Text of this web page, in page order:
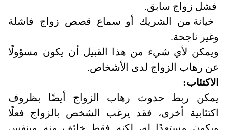
فشل زواج سابق.
خيانة من الشريك أو سماع قصص زواج فاشلة
وغير ناجحة.
ويمكن لأي شيء من هذا القبيل أن يكون مسؤولًا
عن رهاب الزواج لدى الأشخاص.
الاكتئاب:
يمكن ربط حدوث رهاب الزواج أيضًا بظروف
اكتئابية أخرى، فقد يرغب الشخص بالزواج فعلًا